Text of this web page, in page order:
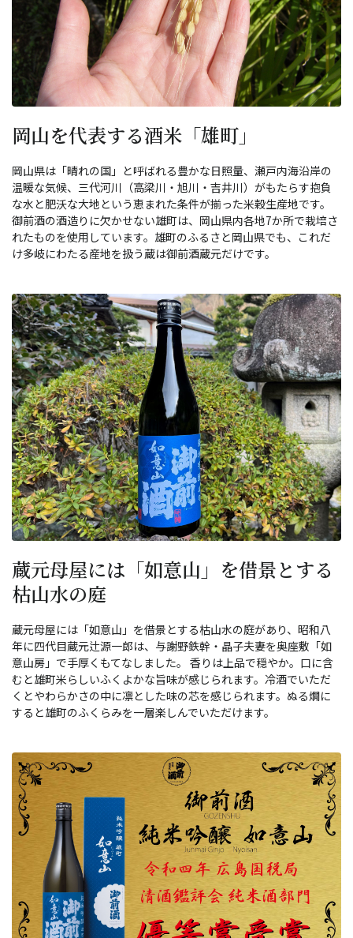
岡山を代表する酒米「雄町」
岡山県は「晴れの国」と呼ばれる豊かな日照量、瀬戸内海沿岸の
温暖な気候、三代河川（高梁川・旭川・吉井川）がもたらす抱負
な水と肥沃な大地という恵まれた条件が揃った米穀生産地です。
御前酒の酒造りに欠かせない雄町は、岡山県内各地7か所で栽培さ
れたものを使用しています。雄町のふるさと岡山県でも、これだ
け多岐にわたる産地を扱う蔵は御前酒蔵元だけです。
蔵元母屋には「如意山」を借景とする
枯山水の庭
蔵元母屋には「如意山」を借景とする枯山水の庭があり、昭和八
年に四代目蔵元辻源一郎は、与謝野鉄幹・晶子夫妻を奥座敷「如
意山房」で手厚くもてなしました。 香りは上品で穏やか。口に含
むと雄町米らしいふくよかな旨味が感じられます。冷酒でいただ
くとやわらかさの中に凛とした味の芯を感じられます。ぬる燗に
すると雄町のふくらみを一層楽しんでいただけます。